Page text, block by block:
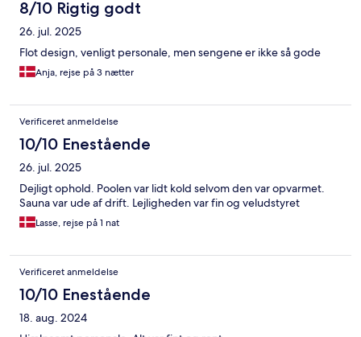
8/10 Rigtig godt
26. jul. 2025
Flot design, venligt personale, men sengene er ikke så gode
Anja, rejse på 3 nætter
Verificeret anmeldelse
10/10 Enestående
26. jul. 2025
Dejligt ophold. Poolen var lidt kold selvom den var opvarmet.
Sauna var ude af drift. Lejligheden var fin og veludstyret
Lasse, rejse på 1 nat
Verificeret anmeldelse
10/10 Enestående
18. aug. 2024